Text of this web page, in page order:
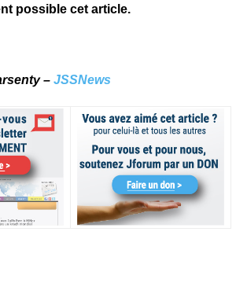
possible cet article.
– JSSNews